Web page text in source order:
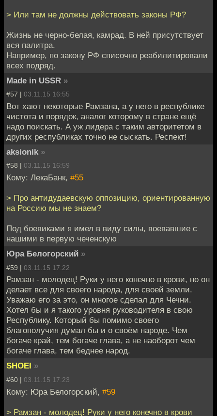
> Или там не должны действовать законы РФ?
Жизнь не черно-белая, камрад. В ней присутствует
вся палитра.
Например, по закону РФ списочно реабилитировали
всех подряд.
Made in USSR »
#57 | 03.11.15 16:55
Вот хают некоторые Рамзана, а у него в республике
чистота и порядок, аналог которому в стране ещё
надо поискать. А уж лидера с таким авторитетом в
других республиках точно не сыскать. Респект!
aksionik »
#58 | 03.11.15 16:59
Кому: ЛекаБанк, #55
> Про антидудаевскую оппозицию, ориентированную
на Россию мы не знаем?
Под боевиками я имел в виду силы, воевавшие с
нашими в первую чеченскую
Юра Белогорский »
#59 | 03.11.15 17:22
Рамзан - молодец! Руки у него конечно в крови, но он
делает все для своего народа, для своей земли.
Уважаю его за это, он многое сделал для Чечни.
Хотел бы и я такого уровня руководителя в свою
Республику. Который бы помимо своего
благополучия думал бы и о своём народе. Чем
богаче край, тем богаче глава, а не наоборот чем
богаче глава, тем беднее народ.
SHOEI »
#60 | 03.11.15 17:23
Кому: Юра Белогорский, #59
> Рамзан - молодец! Руки у него конечно в крови